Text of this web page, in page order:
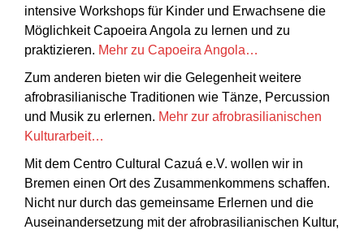
intensive Workshops für Kinder und Erwachsene die
Möglichkeit Capoeira Angola zu lernen und zu
praktizieren. Mehr zu Capoeira Angola…
Zum anderen bieten wir die Gelegenheit weitere
afrobrasilianische Traditionen wie Tänze, Percussion
und Musik zu erlernen. Mehr zur afrobrasilianischen
Kulturarbeit…
Mit dem Centro Cultural Cazuá e.V. wollen wir in
Bremen einen Ort des Zusammenkommens schaffen.
Nicht nur durch das gemeinsame Erlernen und die
Auseinandersetzung mit der afrobrasilianischen Kultur,